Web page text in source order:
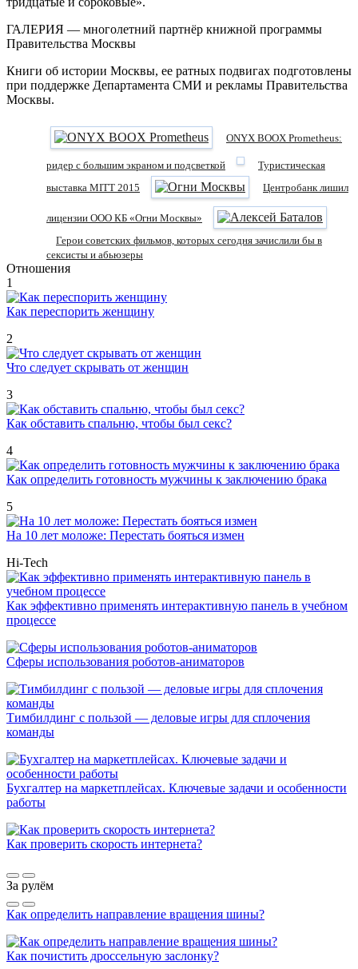
ГАЛЕРИЯ — многолетний партнёр книжной программы
Правительства Москвы
Книги об истории Москвы, ее ратных подвигах подготовлены
при поддержке Департамента СМИ и рекламы Правительства
Москвы.
ONYX BOOX Prometheus:
ридер с большим экраном и подсветкой
Туристическая
выставка MITT 2015
Центробанк лишил
лицензии ООО КБ «Огни Москвы»
Герои советских фильмов, которых сегодня зачислили бы в
сексисты и абьюзеры
Отношения
1
Как переспорить женщину
2
Что следует скрывать от женщин
3
Как обставить спальню, чтобы был секс?
4
Как определить готовность мужчины к заключению брака
5
На 10 лет моложе: Перестать бояться измен
Hi-Tech
Как эффективно применять интерактивную панель в учебном
процессе
Сферы использования роботов-аниматоров
Тимбилдинг с пользой — деловые игры для сплочения
команды
Бухгалтер на маркетплейсах. Ключевые задачи и особенности
работы
Как проверить скорость интернета?
За рулём
Как определить направление вращения шины?
Как почистить дроссельную заслонку?